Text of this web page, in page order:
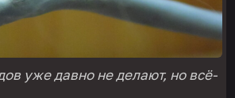
уже давно не делают, но всё-